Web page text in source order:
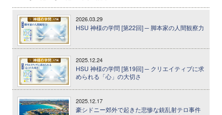
2026.03.29
HSU 神様の学問 [第22回] ─ 脚本家の人間観察力
2025.12.24
HSU 神様の学問 [第19回] ─ クリエイティブに求
められる「心」の大切さ
2025.12.17
豪シドニー郊外で起きた悲惨な銃乱射テロ事件